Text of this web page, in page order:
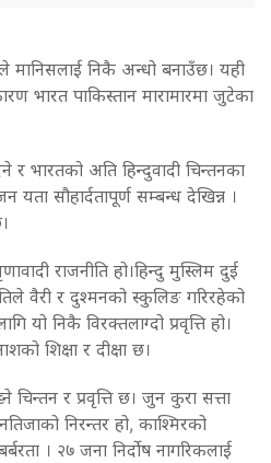
मानिसलाई निकै अन्धो बनाउँछ। यही
भारत पाकिस्तान मारामारमा जुटेका
र भारतको अति हिन्दुवादी चिन्तनका
यता सौहार्दतापूर्ण सम्बन्ध देखिन्न ।
राजनीति हो।हिन्दु मुस्लिम दुई
वैरी र दुश्मनको स्कुलिङ गरिरहेको
निकै विरक्तलाग्दो प्रवृत्ति हो।
शिक्षा र दीक्षा छ।
चिन्तन र प्रवृत्ति छ। जुन कुरा सत्ता
निरन्तर हो, काश्मिरको
। २७ जना निर्दोष नागरिकलाई